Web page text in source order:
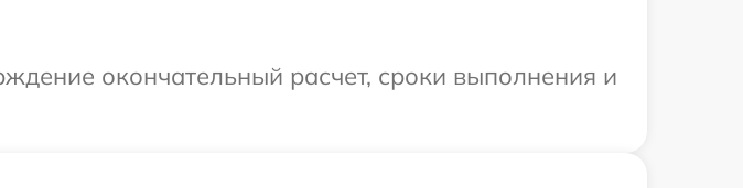
окончательный расчет, сроки выполнения и